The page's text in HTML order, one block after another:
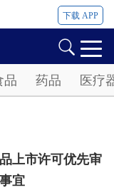
下载 APP
品 药品 医疗
上市许可优先审
宜